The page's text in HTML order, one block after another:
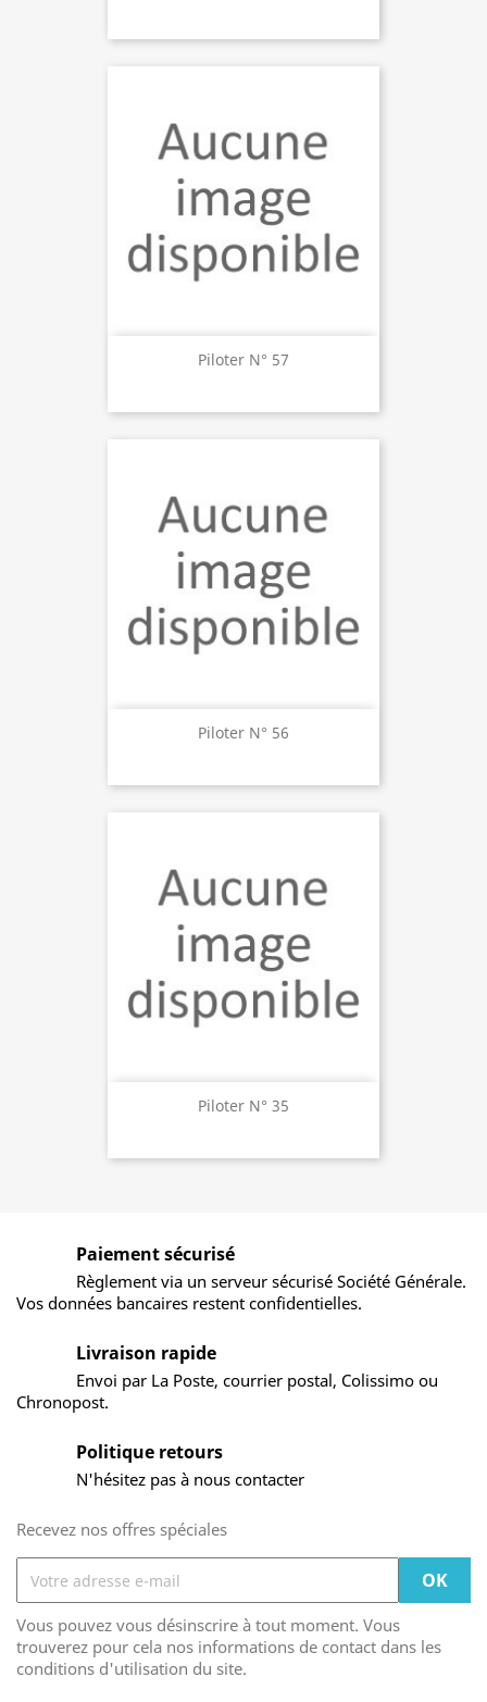
Piloter N° 57
Piloter N° 56
Piloter N° 35
Paiement sécurisé
Règlement via un serveur sécurisé Société Générale.
Vos données bancaires restent confidentielles.
Livraison rapide
Envoi par La Poste, courrier postal, Colissimo ou
Chronopost.
Politique retours
N'hésitez pas à nous contacter
Recevez nos offres spéciales
Vous pouvez vous désinscrire à tout moment. Vous
trouverez pour cela nos informations de contact dans les
conditions d'utilisation du site.